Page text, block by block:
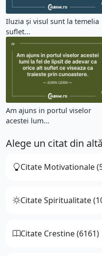
Iluzia și visul sunt la temelia
suflet...
Am ajuns in portul viselor
acestei lum...
Alege un citat din
Citate Motivationale
Citate Spiritualitate
Citate Crestine (6161)